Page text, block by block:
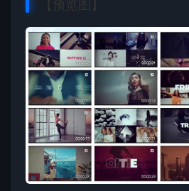
【预览图】